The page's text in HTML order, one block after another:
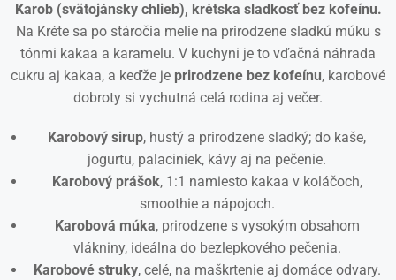
Karob (svätojánsky chlieb), krétska sladkosť bez kofeínu.
Na Kréte sa po stáročia melie na prirodzene sladkú múku s
tónmi kakaa a karamelu. V kuchyni je to vďačná náhrada
cukru aj kakaa, a keďže je prirodzene bez kofeínu, karobové
dobroty si vychutná celá rodina aj večer.
Karobový sirup, hustý a prirodzene sladký; do kaše,
jogurtu, palaciniek, kávy aj na pečenie.
Karobový prášok, 1:1 namiesto kakaa v koláčoch,
smoothie a nápojoch.
Karobová múka, prirodzene s vysokým obsahom
vlákniny, ideálna do bezlepkového pečenia.
Karobové struky, celé, na maškrtenie aj domáce odvary.